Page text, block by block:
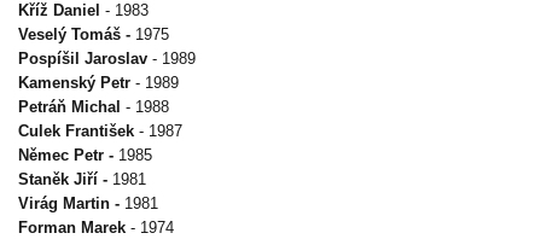
Kříž Daniel - 1983
Veselý Tomáš - 1975
Pospíšil Jaroslav - 1989
Kamenský Petr - 1989
Petráň Michal - 1988
Culek František - 1987
Němec Petr - 1985
Staněk Jiří - 1981
Virág Martin - 1981
Forman Marek - 1974